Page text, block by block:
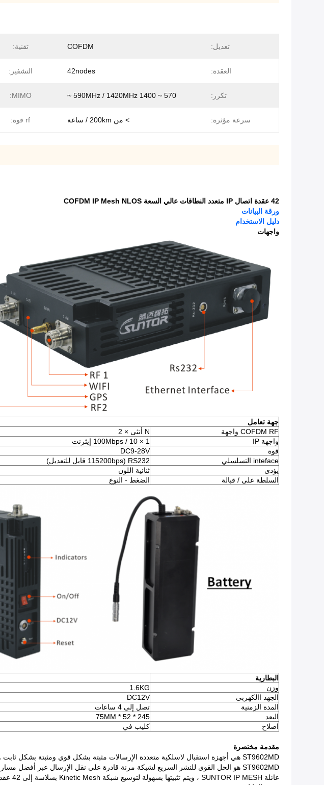
تعديل: COFDM تقنية:
العقدة: 42nodes التشفير:
تكرر: 570 ~ 590MHz / 1420MHz 1400 ~
MIMO:
سرعة مؤثرة: > من 200km / ساعة rf قوة:
42 عقدة اتصال IP متعدد النطاقات عالي السعة COFDM IP Mesh NLOS
ورقة البيانات
دليل الاستخدام
واجهات
جهة تعامل
COFDM RF واجهة
N أنثى × 2
واجهة IP
1 × 10 / 100Mbps إيثرنت
قوة
DC9-28V
inteface التسلسلي
RS232 (115200bps قابل للتعديل)
يؤدى
ثنائية اللون
السلطة على / قبالة
الضغط - النوع
البطارية
وزن
1.6KG
الجهد االكهربى
DC12V
المدة الزمنية
تصل إلى 4 ساعات
البعد
245 * 52 * 75MM
اصلاح
كليب في
مقدمة مختصرة
ST9602MD هي أجهزة استقبال لاسلكية متعددة الإرسالات مثبتة بشكل قوي ومثبتة بشكل ثابت ومُصممة لدعم تطبيقات البيانات والصوت والفيديو ذات النطاق الترددي العالي ومتطلبات التوافر.
ST9602MD هو الحل القوي للنشر السريع لشبكة مرنة قادرة على نقل الإرسال عبر أفضل مسار لحركة المرور والتردد في الوقت الفعلي.
عائلة SUNTOR IP MESH ، ويتم تثبيتها بسهولة لتوسيع شبكة Kinetic Mesh بسلاسة إلى 42 عقدة ، وكلها ذات حمل منخفض للغاية.